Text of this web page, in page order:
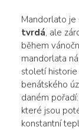
Mandorlato je
tvrdá, ale
během
mandorlata
století
benátského
daném pořadí:
které jsou
konstantní